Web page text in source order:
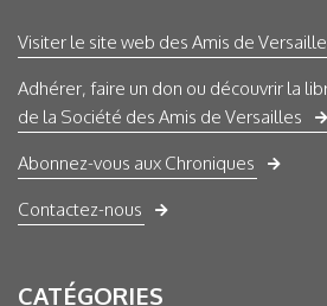
Visiter le site web des Amis de
Adhérer, faire un don ou découvrir la
de la Société des Amis de Versailles
Abonnez-vous aux Chroniques
Contactez-nous
CATÉGORIES